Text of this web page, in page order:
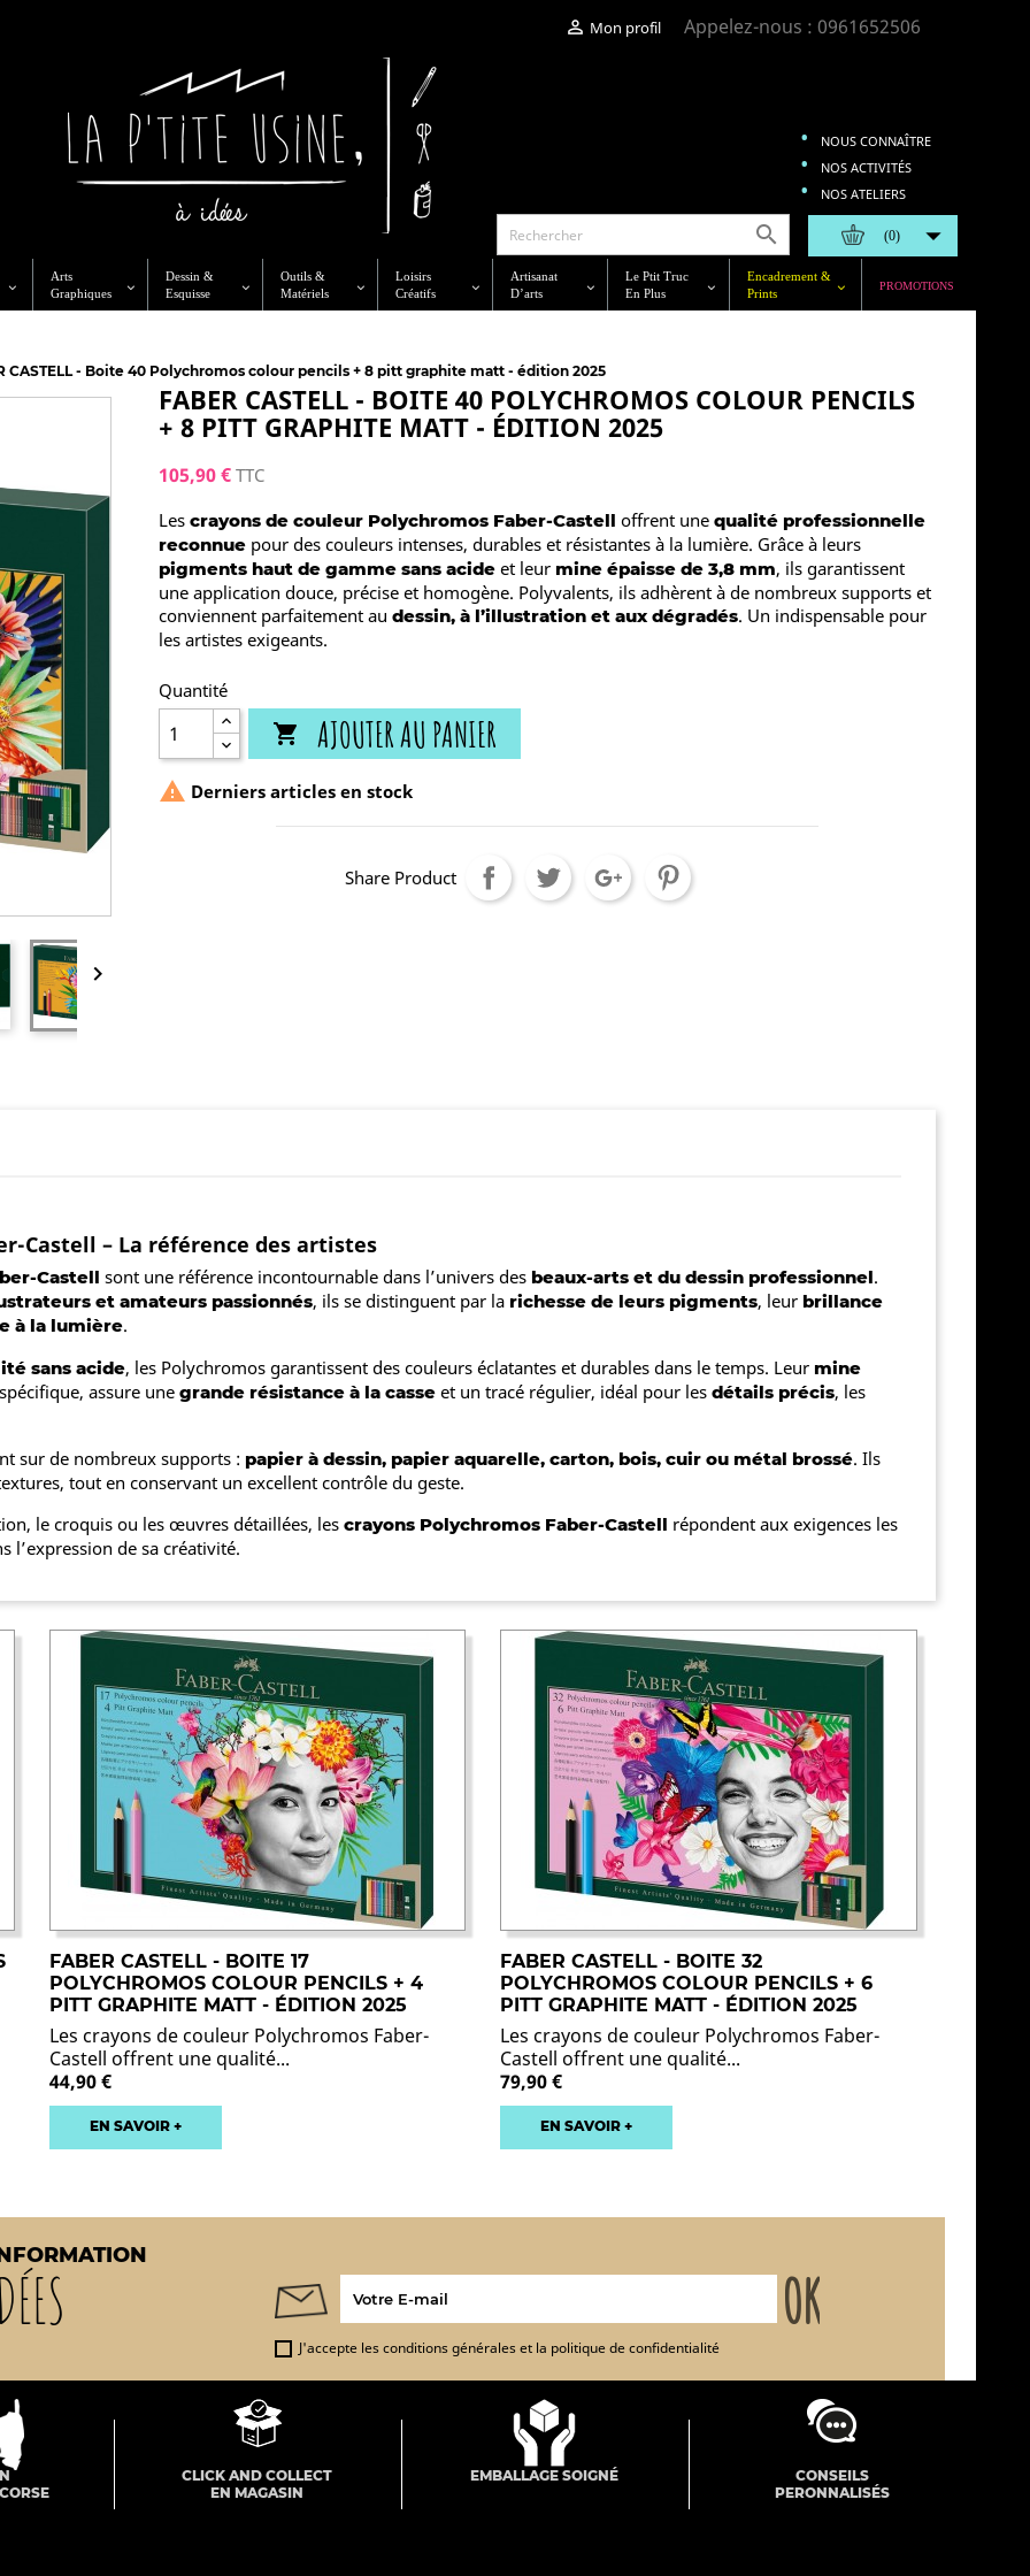
 Mon profil Appelez-nous : 0961652506
NOUS CONNAÎTRE
NOS ACTIVITÉS
NOS ATELIERS
 (0) 
Arts
Graphiques
Dessin &
Esquisse
Outils &
Matériels
Loisirs
Créatifs
Artisanat
D’arts
Le Ptit Truc
En Plus
Encadrement &
Prints
PROMOTIONS
CASTELL - Boite 40 Polychromos colour pencils + 8 pitt graphite matt - édition 2025

FABER CASTELL - BOITE 40 POLYCHROMOS COLOUR PENCILS
+ 8 PITT GRAPHITE MATT - ÉDITION 2025
105,90 € TTC
Lescrayons de couleur Polychromos Faber-Castell offrent unequalité professionnelle
reconnue pour des couleurs intenses, durables et résistantes à la lumière. Grâce à leurs
pigments haut de gamme sans acide et leur mine épaisse de 3,8 mm, ils garantissent
une application douce, précise et homogène. Polyvalents, ils adhèrent à de nombreux supports et
conviennent parfaitement audessin, à l’illustration et aux dégradés. Un indispensable pour
les artistes exigeants.
Quantité
 AJOUTER AU PANIER
 Derniers articles en stock
Share Product
Castell – La référence des artistes
Castell sont une référence incontournable dans l’univers des beaux-arts et du dessin professionnel.
et amateurs passionnés, ils se distinguent par la richesse de leurs pigments, leur brillance
à la lumière.
sans acide, les Polychromos garantissent des couleurs éclatantes et durables dans le temps. Leur mine
assure une grande résistance à la casseet un tracé régulier, idéal pour les détails précis, les
sur de nombreux supports : papier à dessin, papier aquarelle, carton, bois, cuir ou métal brossé. Ils
tout en conservant un excellent contrôle du geste.
le croquis ou les œuvres détaillées, les crayons Polychromos Faber-Castell répondent aux exigences les
l’expression de sa créativité.
FABER CASTELL - BOITE 17
POLYCHROMOS COLOUR PENCILS + 4
PITT GRAPHITE MATT - ÉDITION 2025
Les crayons de couleur Polychromos Faber-
Castell offrent une qualité...
44,90 €
EN SAVOIR +
FABER CASTELL - BOITE 32
POLYCHROMOS COLOUR PENCILS + 6
PITT GRAPHITE MATT - ÉDITION 2025
Les crayons de couleur Polychromos Faber-
Castell offrent une qualité...
79,90 €
EN SAVOIR +
J'accepte les conditions générales et la politique de confidentialité
CLICK AND COLLECT
EN MAGASIN
EMBALLAGE SOIGNÉ
CONSEILS
PERONNALISÉS